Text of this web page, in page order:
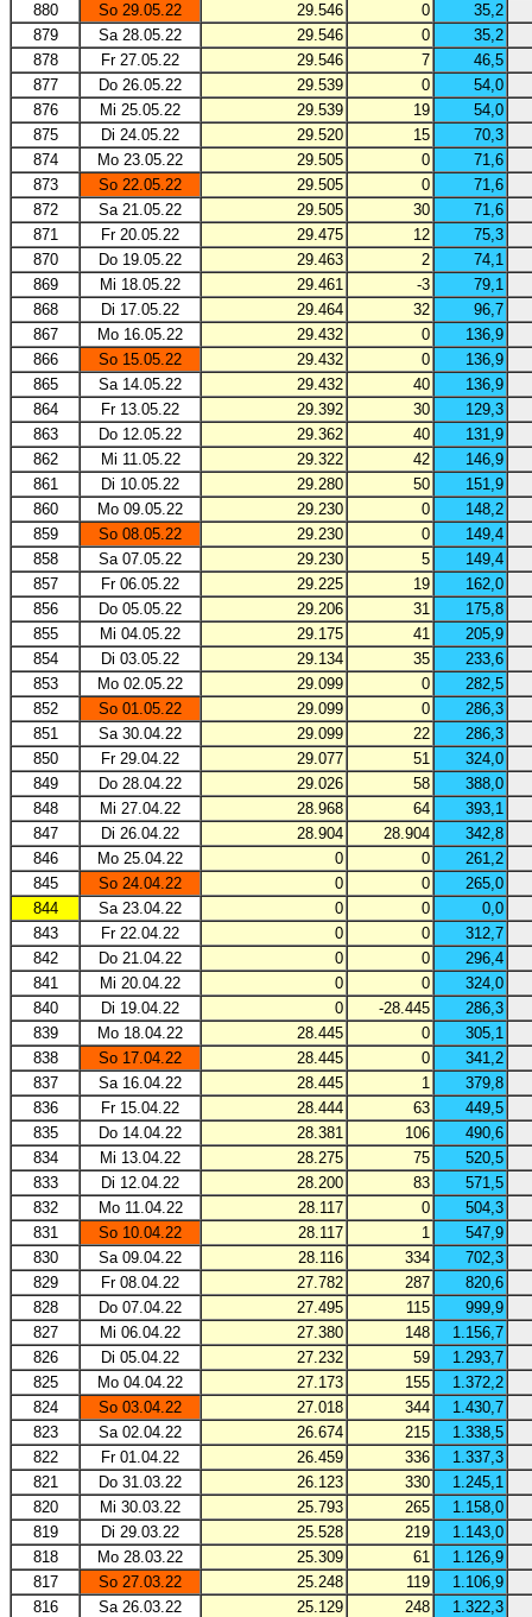
880
So 29.05.22 29.546 0
35,2
879
Sa 28.05.22 29.546 0
35,2
878
Fr 27.05.22 29.546 7
46,5
877
Do 26.05.22 29.539 0
54,0
876
Mi 25.05.22 29.539 19
54,0
875
Di 24.05.22 29.520 15
70,3
874
Mo 23.05.22 29.505 0
71,6
873
So 22.05.22 29.505 0
71,6
872
Sa 21.05.22 29.505 30
71,6
871
Fr 20.05.22 29.475 12
75,3
870
Do 19.05.22 29.463 2
74,1
869
Mi 18.05.22 29.461 -3
79,1
868
Di 17.05.22 29.464 32
96,7
867
Mo 16.05.22 29.432 0
136,9
866
So 15.05.22 29.432 0
136,9
865
Sa 14.05.22 29.432 40
136,9
864
Fr 13.05.22 29.392 30
129,3
863
Do 12.05.22 29.362 40
131,9
862
Mi 11.05.22 29.322 42
146,9
861
Di 10.05.22 29.280 50
151,9
860
Mo 09.05.22 29.230 0
148,2
859
So 08.05.22 29.230 0
149,4
858
Sa 07.05.22 29.230 5
149,4
857
Fr 06.05.22 29.225 19
162,0
856
Do 05.05.22 29.206 31
175,8
855
Mi 04.05.22 29.175 41
205,9
854
Di 03.05.22 29.134 35
233,6
853
Mo 02.05.22 29.099 0
282,5
852
So 01.05.22 29.099 0
286,3
851
Sa 30.04.22 29.099 22
286,3
850
Fr 29.04.22 29.077 51
324,0
849
Do 28.04.22 29.026 58
388,0
848
Mi 27.04.22 28.968 64
393,1
847
Di 26.04.22 28.904 28.904
342,8
846
Mo 25.04.22 0 0
261,2
845
So 24.04.22 0 0
265,0
844
Sa 23.04.22 0 0
0,0
843
Fr 22.04.22 0 0
312,7
842
Do 21.04.22 0 0
296,4
841
Mi 20.04.22 0 0
324,0
840
Di 19.04.22 0 -28.445
286,3
839
Mo 18.04.22 28.445 0
305,1
838
So 17.04.22 28.445 0
341,2
837
Sa 16.04.22 28.445 1
379,8
836
Fr 15.04.22 28.444 63
449,5
835
Do 14.04.22 28.381 106
490,6
834
Mi 13.04.22 28.275 75
520,5
833
Di 12.04.22 28.200 83
571,5
832
Mo 11.04.22 28.117 0
504,3
831
So 10.04.22 28.117 1
547,9
830
Sa 09.04.22 28.116 334
702,3
829
Fr 08.04.22 27.782 287
820,6
828
Do 07.04.22 27.495 115
999,9
827
Mi 06.04.22 27.380 148
1.156,7
826
Di 05.04.22 27.232 59
1.293,7
825
Mo 04.04.22 27.173 155
1.372,2
824
So 03.04.22 27.018 344
1.430,7
823
Sa 02.04.22 26.674 215
1.338,5
822
Fr 01.04.22 26.459 336
1.337,3
821
Do 31.03.22 26.123 330
1.245,1
820
Mi 30.03.22 25.793 265
1.158,0
819
Di 29.03.22 25.528 219
1.143,0
818
Mo 28.03.22 25.309 61
1.126,9
817
So 27.03.22 25.248 119
1.106,9
816
Sa 26.03.22 25.129 248 1.322,3